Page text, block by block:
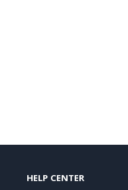
HELP CENTER